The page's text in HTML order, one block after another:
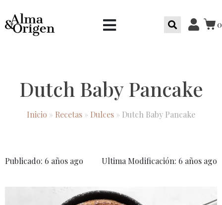
0
Dutch Baby Pancake
Inicio » Recetas » Dulces » Dutch Baby Pancake
Publicado: 6 años ago Ultima Modificación: 6 años ago